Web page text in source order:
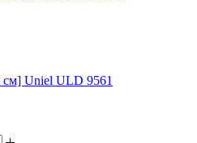
см] Uniel ULD 9561